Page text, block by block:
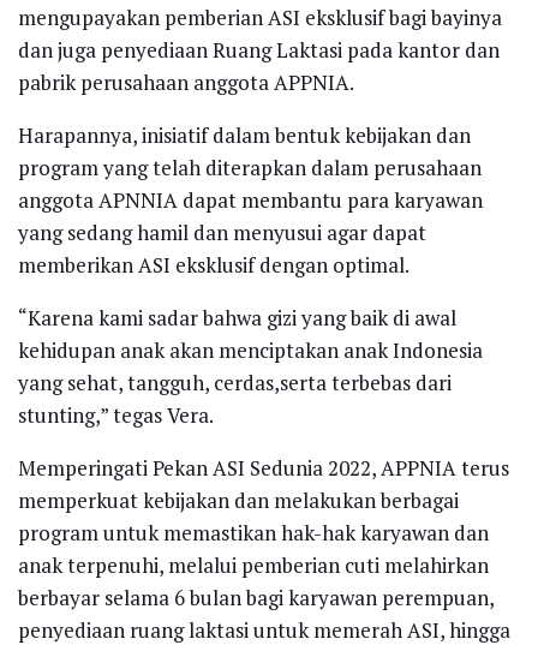
mengupayakan pemberian ASI eksklusif bagi bayinya
dan juga penyediaan Ruang Laktasi pada kantor dan
pabrik perusahaan anggota APPNIA.
Harapannya, inisiatif dalam bentuk kebijakan dan
program yang telah diterapkan dalam perusahaan
anggota APNNIA dapat membantu para karyawan
yang sedang hamil dan menyusui agar dapat
memberikan ASI eksklusif dengan optimal.
“Karena kami sadar bahwa gizi yang baik di awal
kehidupan anak akan menciptakan anak Indonesia
yang sehat, tangguh, cerdas,serta terbebas dari
stunting,” tegas Vera.
Memperingati Pekan ASI Sedunia 2022, APPNIA terus
memperkuat kebijakan dan melakukan berbagai
program untuk memastikan hak-hak karyawan dan
anak terpenuhi, melalui pemberian cuti melahirkan
berbayar selama 6 bulan bagi karyawan perempuan,
penyediaan ruang laktasi untuk memerah ASI, hingga